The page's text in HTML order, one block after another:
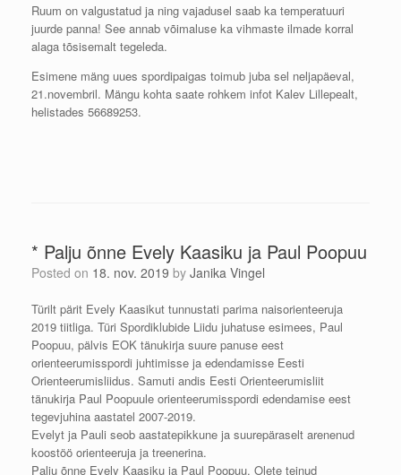
Ruum on valgustatud ja ning vajadusel saab ka temperatuuri
juurde panna! See annab võimaluse ka vihmaste ilmade korral
alaga tõsisemalt tegeleda.
Esimene mäng uues spordipaigas toimub juba sel neljapäeval,
21.novembril. Mängu kohta saate rohkem infot Kalev Lillepealt,
helistades 56689253.
* Palju õnne Evely Kaasiku ja Paul Poopuu
Posted on 18. nov. 2019 by Janika Vingel
Türilt pärit Evely Kaasikut tunnustati parima naisorienteeruja
2019 tiitliga. Türi Spordiklubide Liidu juhatuse esimees, Paul
Poopuu, pälvis EOK tänukirja suure panuse eest
orienteerumisspordi juhtimisse ja edendamisse Eesti
Orienteerumisliidus. Samuti andis Eesti Orienteerumisliit
tänukirja Paul Poopuule orienteerumisspordi edendamise eest
tegevjuhina aastatel 2007-2019.
Evelyt ja Pauli seob aastatepikkune ja suurepäraselt arenenud
koostöö orienteeruja ja treenerina.
Palju õnne Evely Kaasiku ja Paul Poopuu. Olete teinud